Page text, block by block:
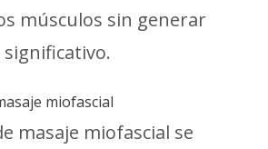
músculos sin generar
miofascial
masaje miofascial se